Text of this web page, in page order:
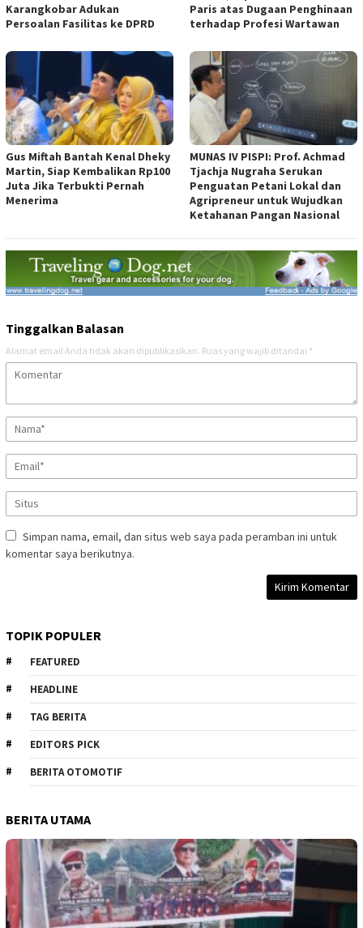
Karangkobar Adukan
Persoalan Fasilitas ke DPRD
Paris atas Dugaan Penghinaan
terhadap Profesi Wartawan
Gus Miftah Bantah Kenal Dheky
Martin, Siap Kembalikan Rp100
Juta Jika Terbukti Pernah
Menerima
MUNAS IV PISPI: Prof. Achmad
Tjachja Nugraha Serukan
Penguatan Petani Lokal dan
Agripreneur untuk Wujudkan
Ketahanan Pangan Nasional
Tinggalkan Balasan
Alamat email Anda tidak akan dipublikasikan. Ruas yang wajib ditandai *
Simpan nama, email, dan situs web saya pada peramban ini untuk
komentar saya berikutnya.
TOPIK POPULER
FEATURED
HEADLINE
TAG BERITA
EDITORS PICK
BERITA OTOMOTIF
BERITA UTAMA